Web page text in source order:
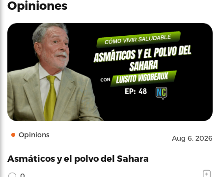
Opiniones
Opinions Aug 6, 2026
Asmáticos y el polvo del Sahara